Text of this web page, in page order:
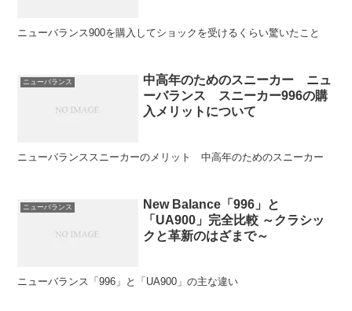
ニューバランス900を購入してショックを受けるくらい驚いたこと
ニューバランス
中高年のためのスニーカー ニュ
ーバランス スニーカー996の購
入メリットについて
ニューバランススニーカーのメリット 中高年のためのスニーカー
ニューバランス
New Balance「996」と
「UA900」完全比較 ～クラシッ
クと革新のはざまで～
ニューバランス「996」と「UA900」の主な違い